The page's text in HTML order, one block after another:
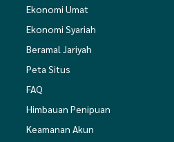
Ekonomi Umat
Ekonomi Syariah
Beramal Jariyah
Peta Situs
FAQ
Himbauan Penipuan
Keamanan Akun